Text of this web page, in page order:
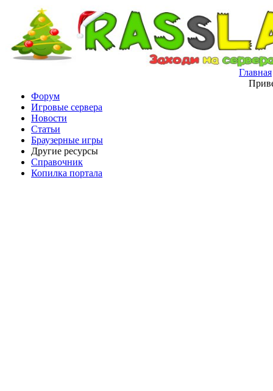
Главная
Форум
Игровые сервера
Новости
Статьи
Браузерные игры
Другие ресурсы
Справочник
Копилка портала